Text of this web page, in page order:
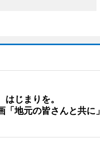
じまりを。
地元の皆さんと共に」